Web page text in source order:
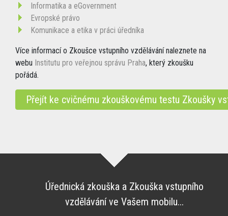
Informatika a eGovernment
Evropské právo
Komunikace a etika v práci úředníka
Více informací o Zkoušce vstupního vzdělávání naleznete na
webu Institutu pro veřejnou správu Praha, který zkoušku
pořádá.
Přejít ke cvičnému zkouškovému testu Zkoušky
Úřednická zkouška a Zkouška vstupního
vzdělávání ve Vašem mobilu...